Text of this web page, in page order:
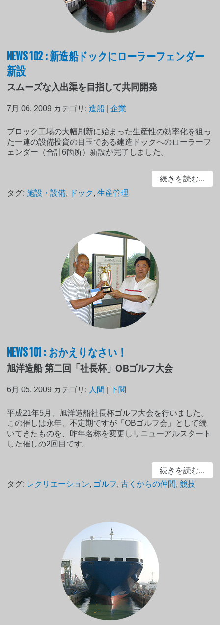
NEWS 102 : 新造船ドックにローラーフェンダー
新設
スムーズな入出渠を目指して共同開発
7月 06, 2009 カテゴリ:造船 |企業
ブロック工場の大幅刷新に始まった生産性の効率化を狙っ
た一連の設備投資の目玉である建造ドックへのローラーフ
ェンダー（合計6箇所）新設が完了しました。
続きを読む...
タグ:施設・設備, ドック ,生産管理
NEWS 101 : おかえりなさい！
旭洋造船 第二回「社長杯」OBゴルフ大会
6月 05, 2009 カテゴリ: 人間 |下関
平成21年5月、旭洋造船社長杯ゴルフ大会を行いました。
この催しは永年、不定期ですが「OBゴルフ会」として続
いてきたものを、昨年名称を変更しリニューアルスタート
した催しの2回目です。
続きを読む...
タグ: レクリエーション, ゴルフ,古くからの仲間,競技